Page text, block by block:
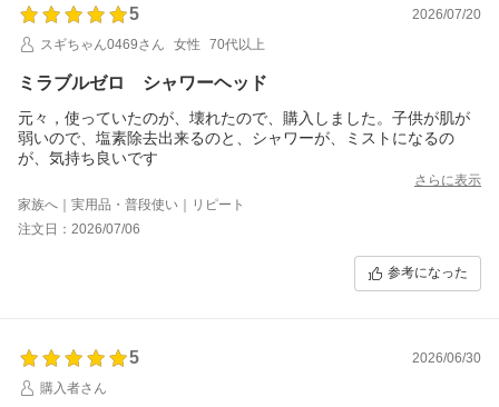
5
2026/07/20
スギちゃん0469さん
女性 70代以上
ミラブルゼロ シャワーヘッド
元々，使っていたのが、壊れたので、購入しました。子供が肌が
弱いので、塩素除去出来るのと、シャワーが、ミストになるの
が、気持ち良いです
さらに表示
家族へ｜実用品・普段使い｜リピート
注文日：2026/07/06
参考になった
5
2026/06/30
購入者さん